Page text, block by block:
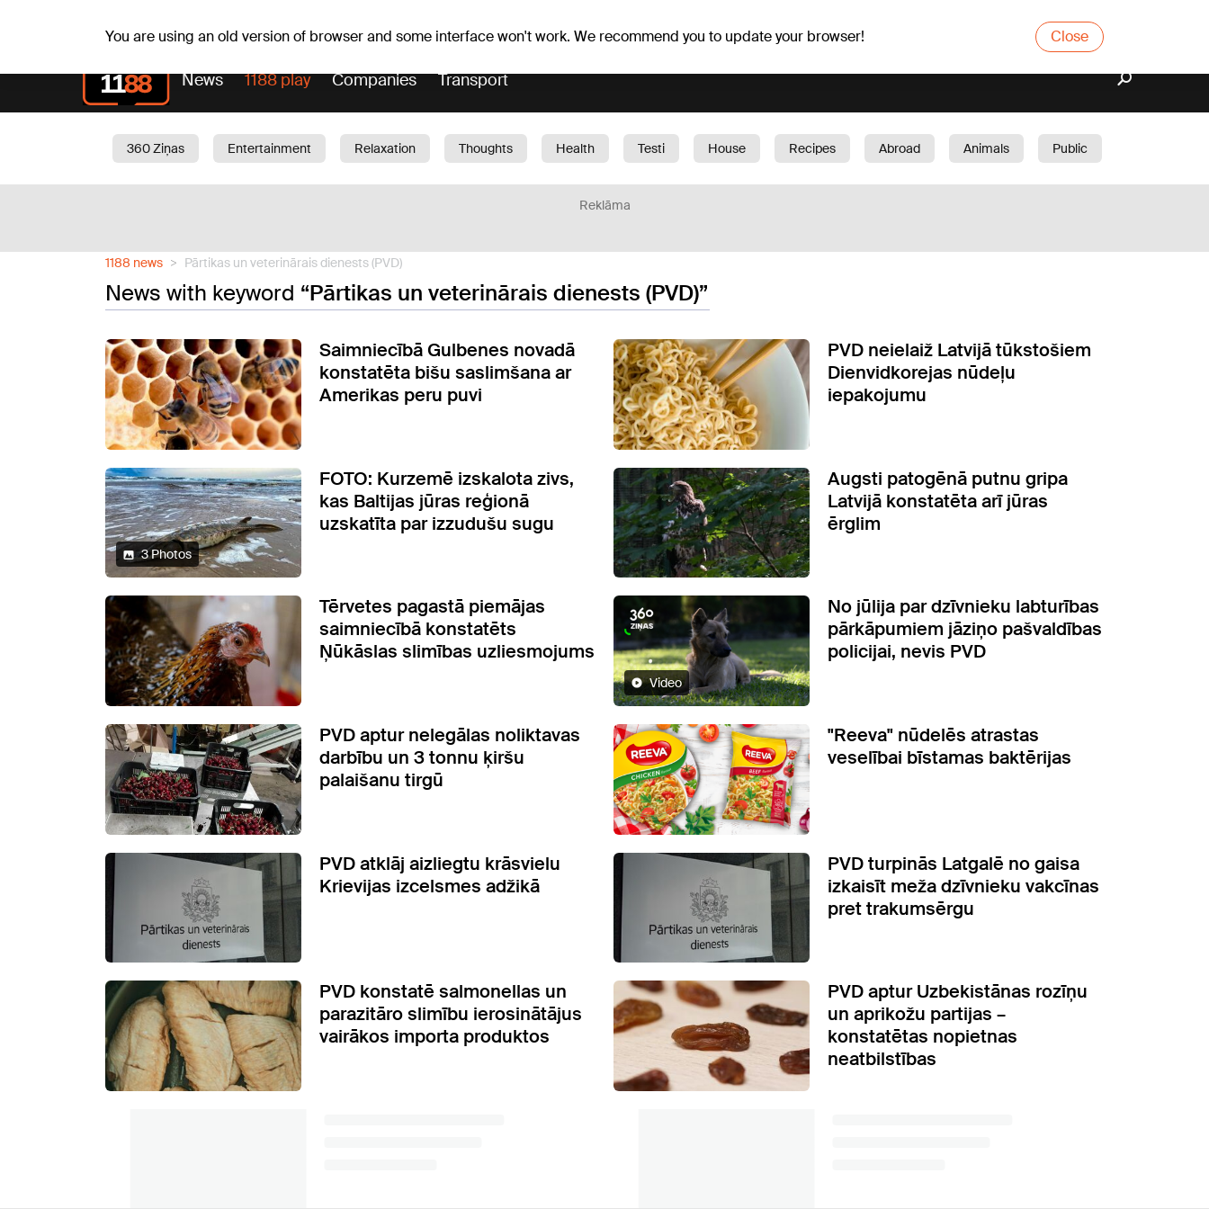
You are using an old version of browser and some interface won't work. We recommend you to update your browser! Close
News 1188 play Companies Transport
360 Ziņas Entertainment Relaxation Thoughts Health Testi House Recipes Abroad Animals
Public
Reklāma
1188 news Pārtikas un veterinārais dienests (PVD)
News with keyword “Pārtikas un veterinārais dienests (PVD)”
Saimniecībā Gulbenes novadā
konstatēta bišu saslimšana ar
Amerikas peru puvi
PVD neielaiž Latvijā tūkstošiem
Dienvidkorejas nūdeļu
iepakojumu
3 Photos
FOTO: Kurzemē izskalota zivs,
kas Baltijas jūras reģionā
uzskatīta par izzudušu sugu
Augsti patogēnā putnu gripa
Latvijā konstatēta arī jūras
ērglim
Tērvetes pagastā piemājas
saimniecībā konstatēts
Ņūkāslas slimības uzliesmojums
Video
No jūlija par dzīvnieku labturības
pārkāpumiem jāziņo pašvaldības
policijai, nevis PVD
PVD aptur nelegālas noliktavas
darbību un 3 tonnu ķiršu
palaišanu tirgū
"Reeva" nūdelēs atrastas
veselībai bīstamas baktērijas
PVD atklāj aizliegtu krāsvielu
Krievijas izcelsmes adžikā
PVD turpinās Latgalē no gaisa
izkaisīt meža dzīvnieku vakcīnas
pret trakumsērgu
PVD konstatē salmonellas un
parazitāro slimību ierosinātājus
vairākos importa produktos
PVD aptur Uzbekistānas rozīņu
un aprikožu partijas –
konstatētas nopietnas
neatbilstības